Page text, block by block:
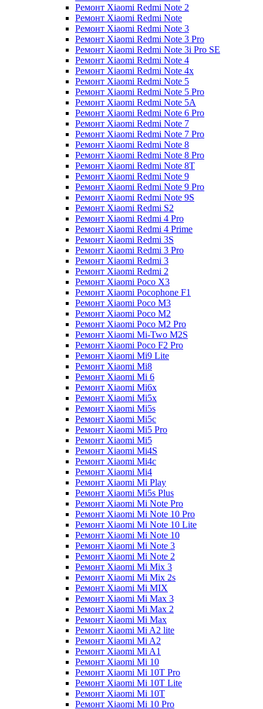
Ремонт Xiaomi Redmi Note 2
Ремонт Xiaomi Redmi Note
Ремонт Xiaomi Redmi Note 3
Ремонт Xiaomi Redmi Note 3 Pro
Ремонт Xiaomi Redmi Note 3i Pro SE
Ремонт Xiaomi Redmi Note 4
Ремонт Xiaomi Redmi Note 4x
Ремонт Xiaomi Redmi Note 5
Ремонт Xiaomi Redmi Note 5 Pro
Ремонт Xiaomi Redmi Note 5A
Ремонт Xiaomi Redmi Note 6 Pro
Ремонт Xiaomi Redmi Note 7
Ремонт Xiaomi Redmi Note 7 Pro
Ремонт Xiaomi Redmi Note 8
Ремонт Xiaomi Redmi Note 8 Pro
Ремонт Xiaomi Redmi Note 8T
Ремонт Xiaomi Redmi Note 9
Ремонт Xiaomi Redmi Note 9 Pro
Ремонт Xiaomi Redmi Note 9S
Ремонт Xiaomi Redmi S2
Ремонт Xiaomi Redmi 4 Pro
Ремонт Xiaomi Redmi 4 Prime
Ремонт Xiaomi Redmi 3S
Ремонт Xiaomi Redmi 3 Pro
Ремонт Xiaomi Redmi 3
Ремонт Xiaomi Redmi 2
Ремонт Xiaomi Poco X3
Ремонт Xiaomi Pocophone F1
Ремонт Xiaomi Poco M3
Ремонт Xiaomi Poco M2
Ремонт Xiaomi Poco M2 Pro
Ремонт Xiaomi Mi-Two M2S
Ремонт Xiaomi Poco F2 Pro
Ремонт Xiaomi Mi9 Lite
Ремонт Xiaomi Mi8
Ремонт Xiaomi Mi 6
Ремонт Xiaomi Mi6x
Ремонт Xiaomi Mi5x
Ремонт Xiaomi Mi5s
Ремонт Xiaomi Mi5c
Ремонт Xiaomi Mi5 Pro
Ремонт Xiaomi Mi5
Ремонт Xiaomi Mi4S
Ремонт Xiaomi Mi4c
Ремонт Xiaomi Mi4
Ремонт Xiaomi Mi Play
Ремонт Xiaomi Mi5s Plus
Ремонт Xiaomi Mi Note Pro
Ремонт Xiaomi Mi Note 10 Pro
Ремонт Xiaomi Mi Note 10 Lite
Ремонт Xiaomi Mi Note 10
Ремонт Xiaomi Mi Note 3
Ремонт Xiaomi Mi Note 2
Ремонт Xiaomi Mi Mix 3
Ремонт Xiaomi Mi Mix 2s
Ремонт Xiaomi Mi MIX
Ремонт Xiaomi Mi Max 3
Ремонт Xiaomi Mi Max 2
Ремонт Xiaomi Mi Max
Ремонт Xiaomi Mi A2 lite
Ремонт Xiaomi Mi A2
Ремонт Xiaomi Mi A1
Ремонт Xiaomi Mi 10
Ремонт Xiaomi Mi 10T Pro
Ремонт Xiaomi Mi 10T Lite
Ремонт Xiaomi Mi 10T
Ремонт Xiaomi Mi 10 Pro